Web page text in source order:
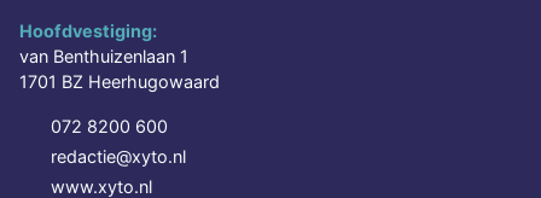
Hoofdvestiging:
van Benthuizenlaan 1
1701 BZ Heerhugowaard
072 8200 600
redactie@xyto.nl
www.xyto.nl